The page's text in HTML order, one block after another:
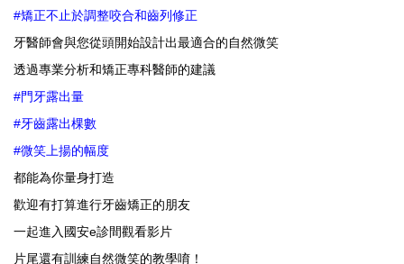
#矯正不止於調整咬合和齒列修正
牙醫師會與您從頭開始設計出最適合的自然微笑
透過專業分析和矯正專科醫師的建議
#門牙露出量
#牙齒露出棵數
#微笑上揚的幅度
都能為你量身打造
歡迎有打算進行牙齒矯正的朋友
一起進入國安e診間觀看影片
片尾還有訓練自然微笑的教學唷！